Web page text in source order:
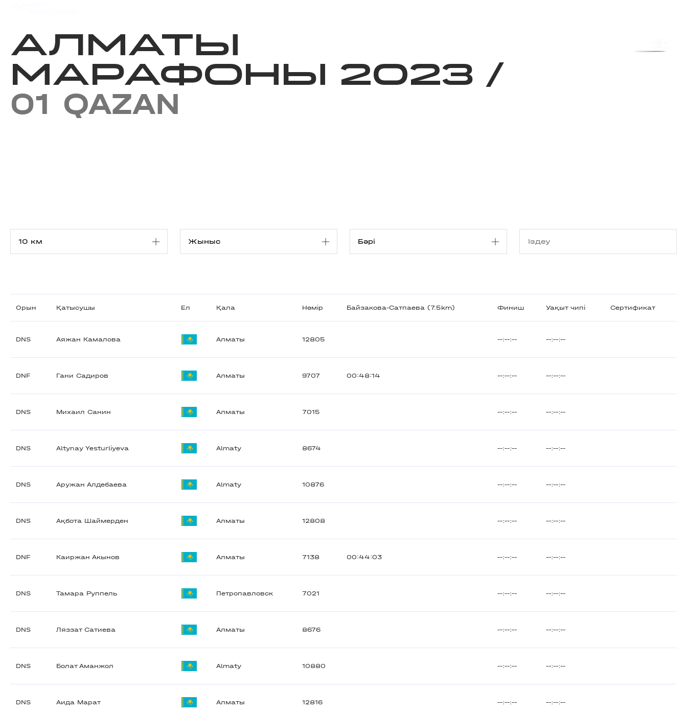
АЛМАТЫ
МАРАФОНЫ 2023 /
01 QAZAN
Орын Қатысушы Ел Қала Нөмір Байзакова-Сатпаева (7.5km) Финиш Уақыт чипі Сертификат
DNS Аяжан Камалова Алматы 12805 --:--:-- --:--:--
DNF Гани Садиров Алматы 9707 00:48:14 --:--:-- --:--:--
DNS Михаил Санин Алматы 7015 --:--:-- --:--:--
DNS Altynay Yesturliyeva Almaty 8674 --:--:-- --:--:--
DNS Аружан Алдебаева Almaty 10876 --:--:-- --:--:--
DNS Ақбота Шаймерден Алматы 12808 --:--:-- --:--:--
DNF Каиржан Акынов Алматы 7138 00:44:03 --:--:-- --:--:--
DNS Тамара Руппель Петропавловск 7021 --:--:-- --:--:--
DNS Ляззат Сатиева Алматы 8676 --:--:-- --:--:--
DNS Болат Аманжол Almaty 10880 --:--:-- --:--:--
DNS Аида Марат Алматы 12816 --:--:-- --:--:--